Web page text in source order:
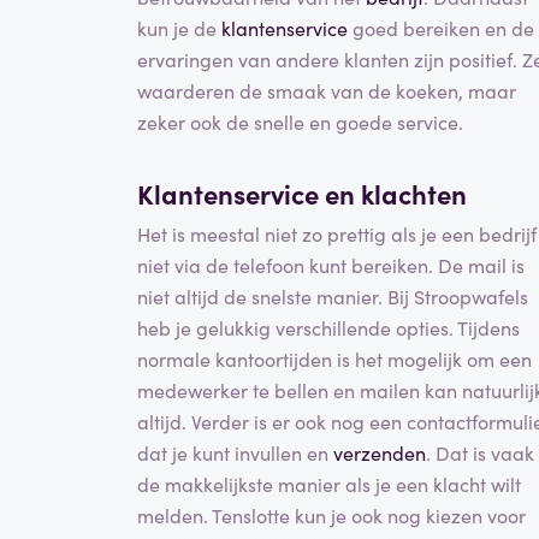
kun je de klantenservicegoed bereiken en de
ervaringen van andere klanten zijn positief.
waarderen de smaak van de koeken, maar
zeker ook de snelle en goede service.
Klantenservice en klachten
Het is meestal niet zo prettig als je een bedrijf
niet via de telefoon kunt bereiken. De mail is
niet altijd de snelste manier. Bij Stroopwafels
heb je gelukkig verschillende opties. Tijdens
normale kantoortijden is het mogelijk om een
medewerker te bellen en mailen kan
altijd. Verder is er ook nog een
dat je kunt invullen en verzenden. Dat is vaak
de makkelijkste manier als je een klacht wilt
melden. Tenslotte kun je ook nog kiezen voor